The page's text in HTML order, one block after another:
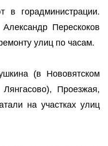
горадминистрации.
Перескоков
улиц по часам.
(в Нововятском
Проезжая,
на участках улиц